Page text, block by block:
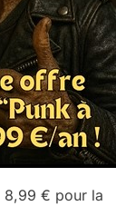
8,99 € pour la